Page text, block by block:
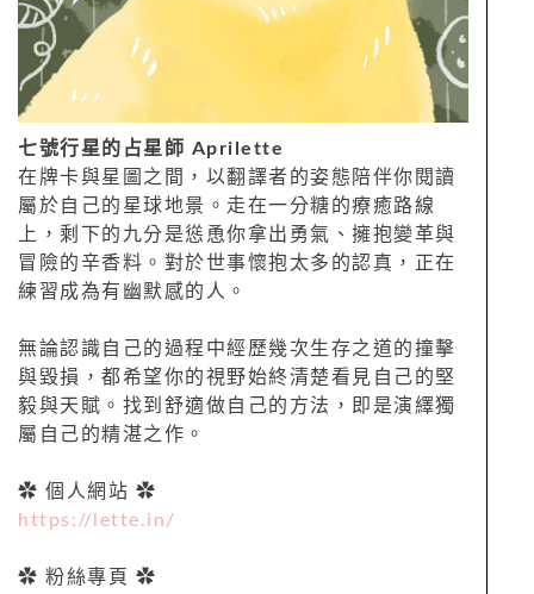
七號行星的占星師 Aprilette
在牌卡與星圖之間，以翻譯者的姿態陪伴你閱讀
屬於自己的星球地景。走在一分糖的療癒路線
上，剩下的九分是慫恿你拿出勇氣、擁抱變革與
冒險的辛香料。對於世事懷抱太多的認真，正在
練習成為有幽默感的人。
無論認識自己的過程中經歷幾次生存之道的撞擊
與毀損，都希望你的視野始終清楚看見自己的堅
毅與天賦。找到舒適做自己的方法，即是演繹獨
屬自己的精湛之作。
✿ 個人網站 ✿
https://lette.in/
✿ 粉絲專頁 ✿